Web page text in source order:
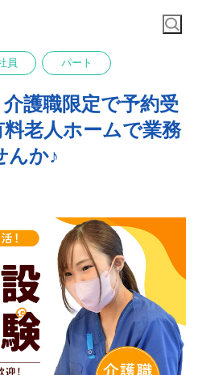
員 パート
介護職限定で予約受
老人ホームで業務
んか♪